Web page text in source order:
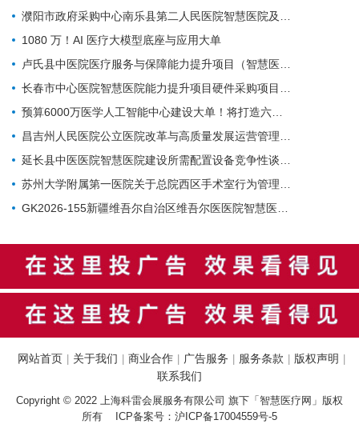
濮阳市政府采购中心南乐县第二人民医院智慧医院及医疗设备采购项目（二次）公开招标公告
1080 万！AI 医疗大模型底座与应用大单
卢氏县中医院医疗服务与保障能力提升项目（智慧医院信息平台升级改造）第一批项目-流标公告
长春市中心医院智慧医院能力提升项目硬件采购项目招标公告
预算6000万医学人工智能中心建设大单！将打造六大核心体系
昌吉州人民医院公立医院改革与高质量发展运营管理-智慧医院-城南院区手术室智能行为管理系统项目公开招标公告
延长县中医医院智慧医院建设所需配置设备竞争性谈判公告
苏州大学附属第一医院关于总院西区手术室行为管理系统的招标公告
GK2026-155新疆维吾尔自治区维吾尔医医院智慧医院建设项目公开招标公告
网站首页 关于我们 商业合作 广告服务 服务条款 版权声明
联系我们
Copyright © 2022 上海科雷会展服务有限公司 旗下「智慧医疗网」版权
所有 ICP备案号： 沪ICP备17004559号-5